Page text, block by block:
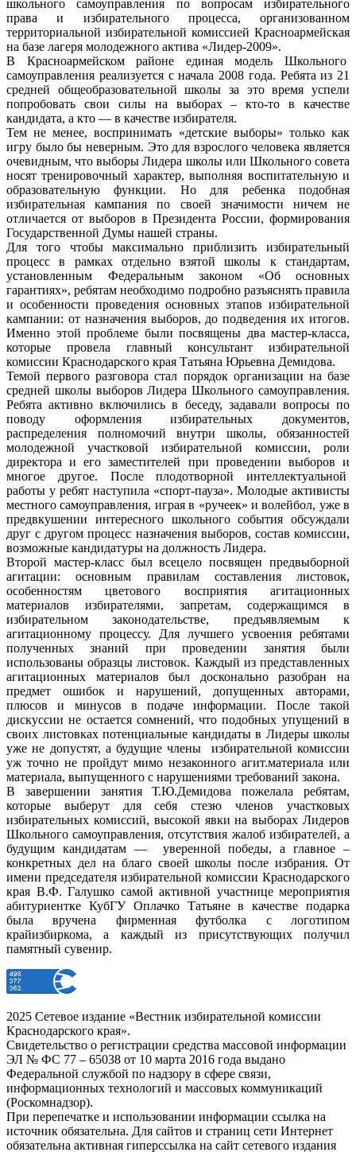
школьного самоуправления по вопросам избирательного
права и избирательного процесса, организованном
территориальной избирательной комиссией Красноармейская
на базе лагеря молодежного актива «Лидер-2009».
В Красноармейском районе единая модель Школьного
самоуправления реализуется с начала 2008 года. Ребята из 21
средней общеобразовательной школы за это время успели
попробовать свои силы на выборах – кто-то в качестве
кандидата, а кто — в качестве избирателя.
Тем не менее, воспринимать «детские выборы» только как
игру было бы неверным. Это для взрослого человека является
очевидным, что выборы Лидера школы или Школьного совета
носят тренировочный характер, выполняя воспитательную и
образовательную функции. Но для ребенка подобная
избирательная кампания по своей значимости ничем не
отличается от выборов в Президента России, формирования
Государственной Думы нашей страны.
Для того чтобы максимально приблизить избирательный
процесс в рамках отдельно взятой школы к стандартам,
установленным Федеральным законом «Об основных
гарантиях», ребятам необходимо подробно разъяснять правила
и особенности проведения основных этапов избирательной
кампании: от назначения выборов, до подведения их итогов.
Именно этой проблеме были посвящены два мастер-класса,
которые провела главный консультант избирательной
комиссии Краснодарского края Татьяна Юрьевна Демидова.
Темой первого разговора стал порядок организации на базе
средней школы выборов Лидера Школьного самоуправления.
Ребята активно включились в беседу, задавали вопросы по
поводу оформления избирательных документов,
распределения полномочий внутри школы, обязанностей
молодежной участковой избирательной комиссии, роли
директора и его заместителей при проведении выборов и
многое другое. После плодотворной интеллектуальной
работы у ребят наступила «спорт-пауза». Молодые активисты
местного самоуправления, играя в «ручеек» и волейбол, уже в
предвкушении интересного школьного события обсуждали
друг с другом процесс назначения выборов, состав комиссии,
возможные кандидатуры на должность Лидера.
Второй мастер-класс был всецело посвящен предвыборной
агитации: основным правилам составления листовок,
особенностям цветового восприятия агитационных
материалов избирателями, запретам, содержащимся в
избирательном законодательстве, предъявляемым к
агитационному процессу. Для лучшего усвоения ребятами
полученных знаний при проведении занятия были
использованы образцы листовок. Каждый из представленных
агитационных материалов был досконально разобран на
предмет ошибок и нарушений, допущенных авторами,
плюсов и минусов в подаче информации. После такой
дискуссии не остается сомнений, что подобных упущений в
своих листовках потенциальные кандидаты в Лидеры школы
уже не допустят, а будущие члены избирательной комиссии
уж точно не пройдут мимо незаконного агит.материала или
материала, выпущенного с нарушениями требований закона.
В завершении занятия Т.Ю.Демидова пожелала ребятам,
которые выберут для себя стезю членов участковых
избирательных комиссий, высокой явки на выборах Лидеров
Школьного самоуправления, отсутствия жалоб избирателей, а
будущим кандидатам — уверенной победы, а главное –
конкретных дел на благо своей школы после избрания. От
имени председателя избирательной комиссии Краснодарского
края В.Ф. Галушко самой активной участнице мероприятия
абитуриентке КубГУ Оплачко Татьяне в качестве подарка
была вручена фирменная футболка с логотипом
крайизбиркома, а каждый из присутствующих получил
памятный сувенир.
2025 Сетевое издание «Вестник избирательной комиссии
Краснодарского края».
Свидетельство о регистрации средства массовой информации
ЭЛ № ФС 77 – 65038 от 10 марта 2016 года выдано
Федеральной службой по надзору в сфере связи,
информационных технологий и массовых коммуникаций
(Роскомнадзор).
При перепечатке и использовании информации ссылка на
источник обязательна. Для сайтов и страниц сети Интернет
обязательна активная гиперссылка на сайт сетевого издания